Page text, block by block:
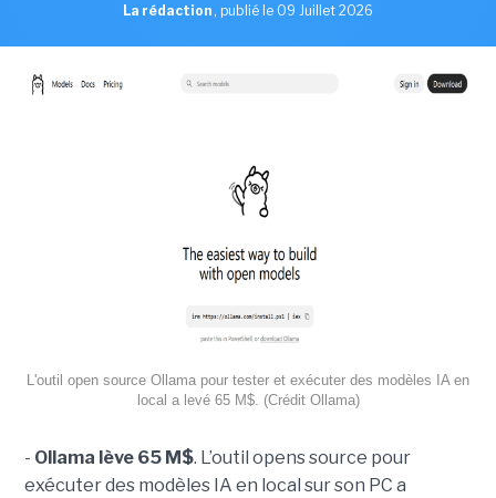
La rédaction , publié le 09 Juillet 2026
L'outil open source Ollama pour tester et exécuter des modèles IA en
local a levé 65 M$. (Crédit Ollama)
- Ollama lève 65 M$. L’outil opens source pour
exécuter des modèles IA en local sur son PC a